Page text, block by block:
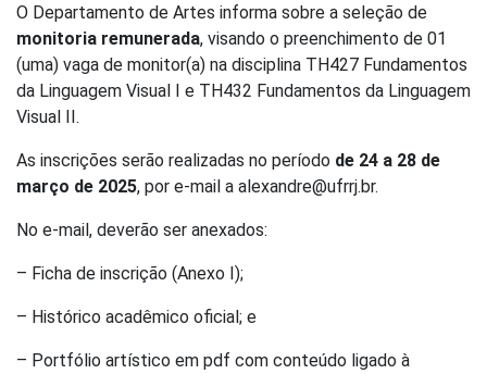
O Departamento de Artes informa sobre a seleção de
monitoria remunerada, visando o preenchimento de 01
(uma) vaga de monitor(a) na disciplina TH427 Fundamentos
da Linguagem Visual I e TH432 Fundamentos da Linguagem
Visual II.
As inscrições serão realizadas no período de 24 a 28 de
março de 2025, por e-mail a alexandre@ufrrj.br.
No e-mail, deverão ser anexados:
– Ficha de inscrição (Anexo I);
– Histórico acadêmico oficial; e
– Portfólio artístico em pdf com conteúdo ligado à